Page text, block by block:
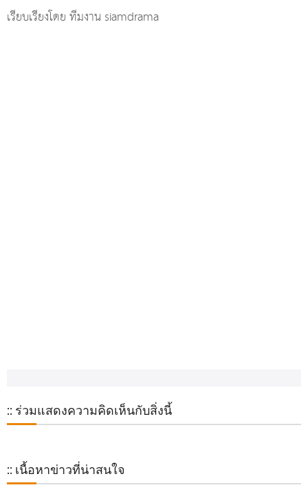
เรียบเรียงโดย ทีมงาน siamdrama
:: ร่วมแสดงความคิดเห็นกับสิ่งนี้
:: เนื้อหาข่าวที่น่าสนใจ